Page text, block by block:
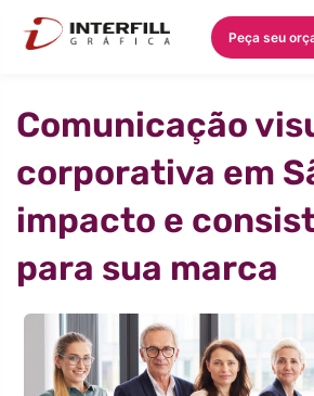
Peça seu
Comunicação
corporativa em
impacto e
para sua marca